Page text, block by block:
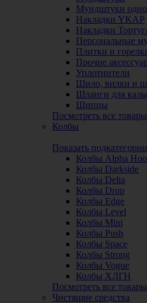
Мундштуки
Накладки YKAP
Накладки
Персональные
Плитки и
Прочие
Уплотнители
Шило, вилки и
Шланги для
Щипцы
Посмотреть все товары
Колбы
Показать подкатегории
Колбы Alpha
Колбы Darkside
Колбы Delta
Колбы Drop
Колбы Edge
Колбы Level
Колбы Mini
Колбы Push
Колбы Space
Колбы Strong
Колбы Vogue
Колбы ХЛГН
Посмотреть все товары
Чистящие средства